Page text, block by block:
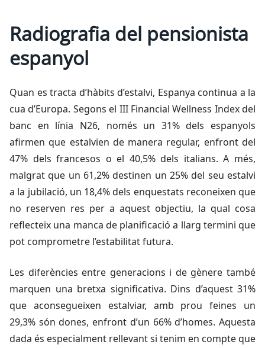
Radiografia del pensionista
espanyol
Quan es tracta d’hàbits d’estalvi, Espanya continua a la
cua d’Europa. Segons el III Financial Wellness Indexdel
banc en línia N26, només un 31% dels espanyols
afirmen que estalvien de manera regular, enfront del
47% dels francesos o el 40,5% dels italians. A més,
malgrat que un 61,2% destinen un 25% del seu estalvi
a la jubilació, un 18,4% dels enquestats reconeixen que
no reserven res per a aquest objectiu, la qual cosa
reflecteix una manca de planificació a llarg termini que
pot comprometre l’estabilitat futura.
Les diferències entre generacions i de gènere també
marquen una bretxa significativa. Dins d’aquest 31%
que aconsegueixen estalviar, amb prou feines un
29,3% són dones, enfront d’un 66% d’homes. Aquesta
dada és especialment rellevant si tenim en compte que